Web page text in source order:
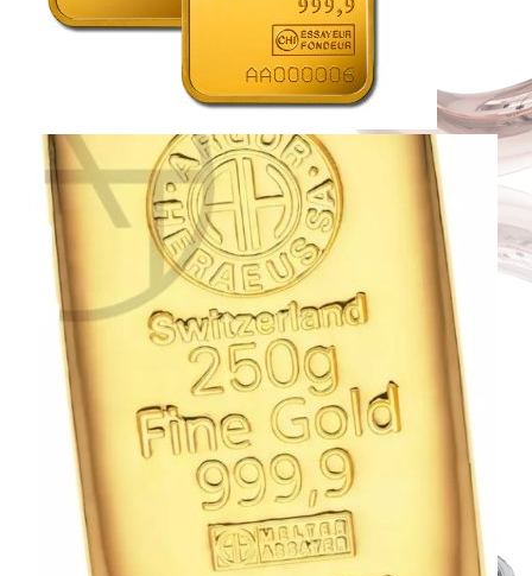
Forever Collection
Zásnubné prstne z kolekcie Forever.